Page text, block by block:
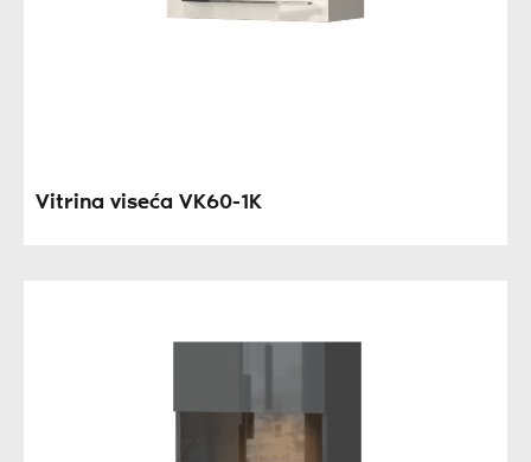
Vitrina viseća VK60-1K